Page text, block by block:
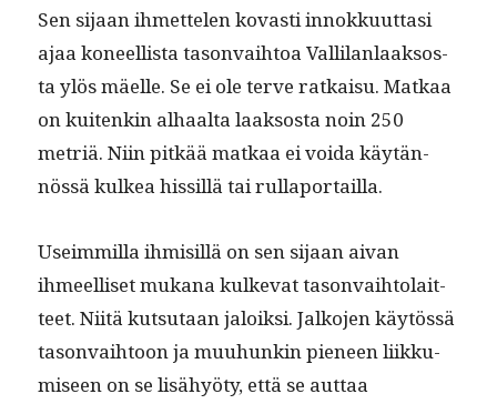
Sen sijaan ihmette­len kovasti innokku­ut­tasi
ajaa koneel­lista tason­va­i­h­toa Vallilan­laak­sos­
ta ylös mäelle. Se ei ole ter­ve ratkaisu. Matkaa
on kuitenkin alhaal­ta laak­sos­ta noin 250
metriä. Niin pitkää matkaa ei voi­da käytän­
nössä kulkea hissil­lä tai rullaportailla.
Useim­mil­la ihmisil­lä on sen sijaan aivan
ihmeel­liset mukana kulke­vat tason­va­i­h­to­lait­
teet. Niitä kut­su­taan jaloik­si. Jalko­jen käytössä
tason­va­i­h­toon ja muuhunkin pie­neen liikku­
miseen on se lisähyö­ty, että se aut­taa